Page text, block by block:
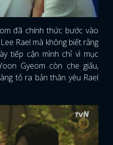
đã chính thức bước vào
Rael mà không biết rằng
tiếp cận mình chỉ vì mục
Gyeom còn che giấu,
tỏ ra bản thân yêu Rael